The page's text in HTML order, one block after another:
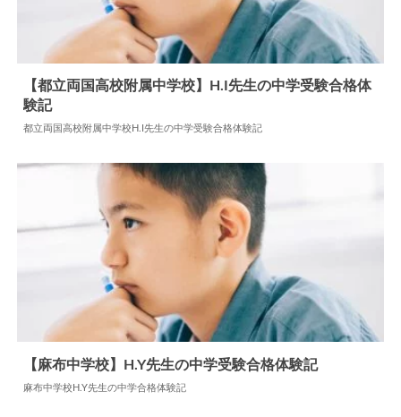
中学合格体験記
【都立両国高校附属中学校】H.I先生の中学受験合格体
験記
都立両国高校附属中学校H.I先生の中学受験合格体験記
【麻布中学校】H.Y先生の中学受験合格体験記
麻布中学校H.Y先生の中学合格体験記